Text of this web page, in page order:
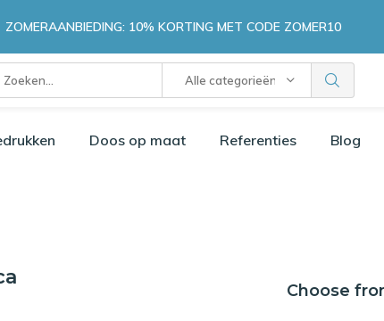
Alle categorieën
ZOMERAANBIEDING: 10% KORTING MET CODE ZOMER10
Doos op maat Referenties Blog
Choose